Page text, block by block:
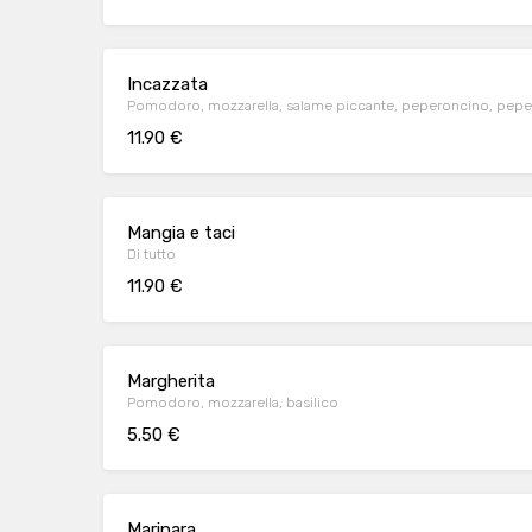
Incazzata
Pomodoro, mozzarella, salame piccante, peperoncino,
11.90 €
Mangia e taci
Di tutto
11.90 €
Margherita
Pomodoro, mozzarella, basilico
5.50 €